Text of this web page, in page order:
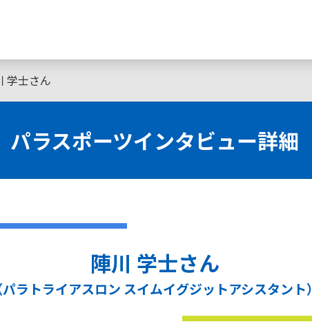
学士さん
パラスポーツインタビュー詳細
陣川 学士さん
ラトライアスロン スイムイグジットアシスタント）